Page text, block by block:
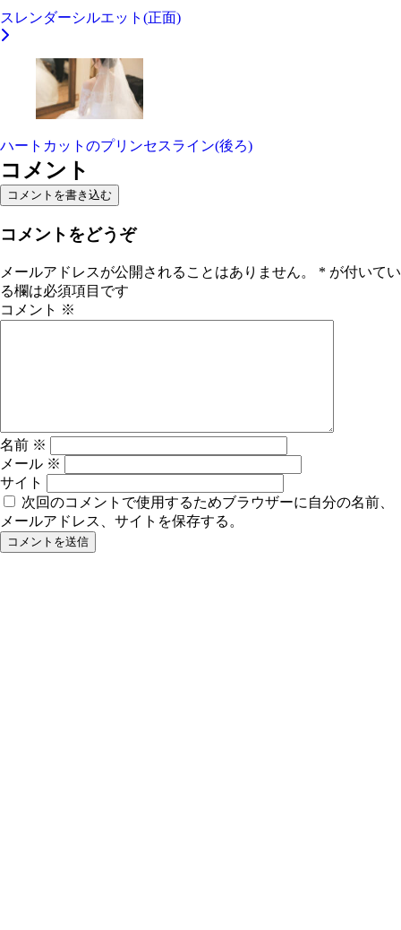
スレンダーシルエット(正面)
ハートカットのプリンセスライン(後ろ)
コメント
コメントを書き込む
コメントをどうぞ
メールアドレスが公開されることはありません。 * が付いてい
る欄は必須項目です
コメント ※
名前 ※
メール ※
サイト
次回のコメントで使用するためブラウザーに自分の名前、
メールアドレス、サイトを保存する。